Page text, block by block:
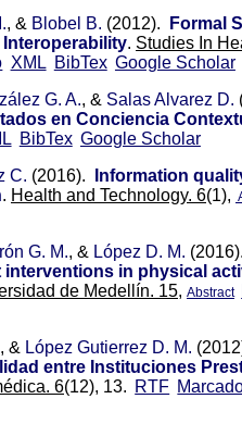
, & Blobel B. (2012).
Formal
. Studies In
XML BibTex Google Scholar
G. A., & Salas Alvarez D.
en Conciencia
BibTex Google Scholar
C. (2016).
Information
. Health and Technology. 6(1),
G. M., & López D. M.
in physical
de Medellín. 15, Abstract
, & López Gutierrez D. M.
entre Instituciones
6(12), 13. RTF